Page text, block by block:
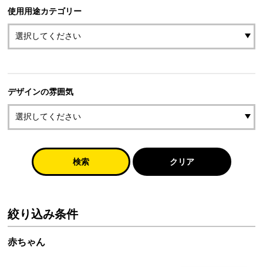
使用用途カテゴリー
デザインの雰囲気
検索 クリア
絞り込み条件
赤ちゃん